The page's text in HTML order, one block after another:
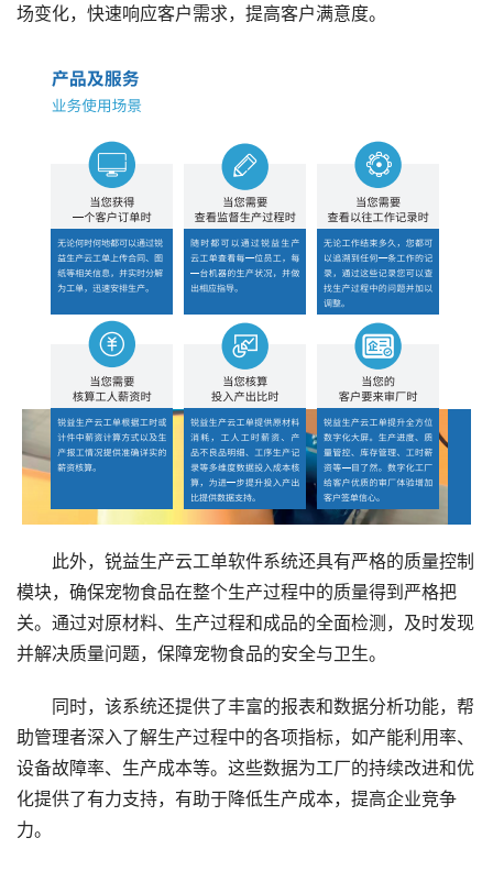
场变化，快速响应客户需求，提高客户满意度。
此外，锐益生产云工单软件系统还具有严格的质量控制
模块，确保宠物食品在整个生产过程中的质量得到严格把
关。通过对原材料、生产过程和成品的全面检测，及时发现
并解决质量问题，保障宠物食品的安全与卫生。
同时，该系统还提供了丰富的报表和数据分析功能，帮
助管理者深入了解生产过程中的各项指标，如产能利用率、
设备故障率、生产成本等。这些数据为工厂的持续改进和优
化提供了有力支持，有助于降低生产成本，提高企业竞争
力。